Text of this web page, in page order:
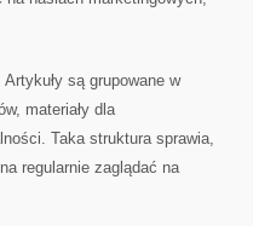
są grupowane w
materiały dla
Taka struktura sprawia,
regularnie zaglądać na